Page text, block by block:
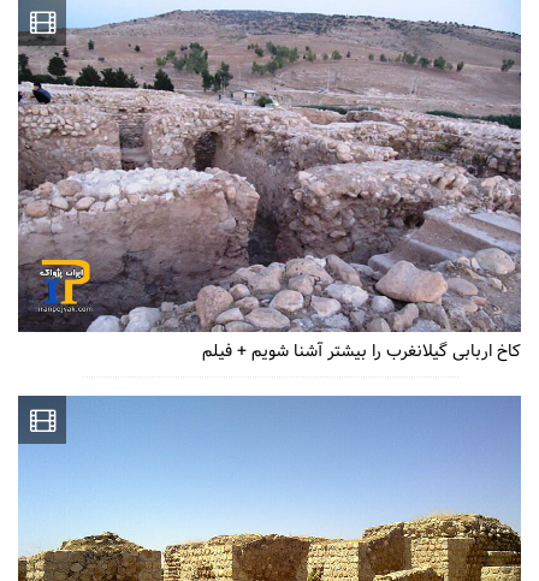
کاخ اربابی گیلانغرب را بیشتر آشنا شویم + فیلم